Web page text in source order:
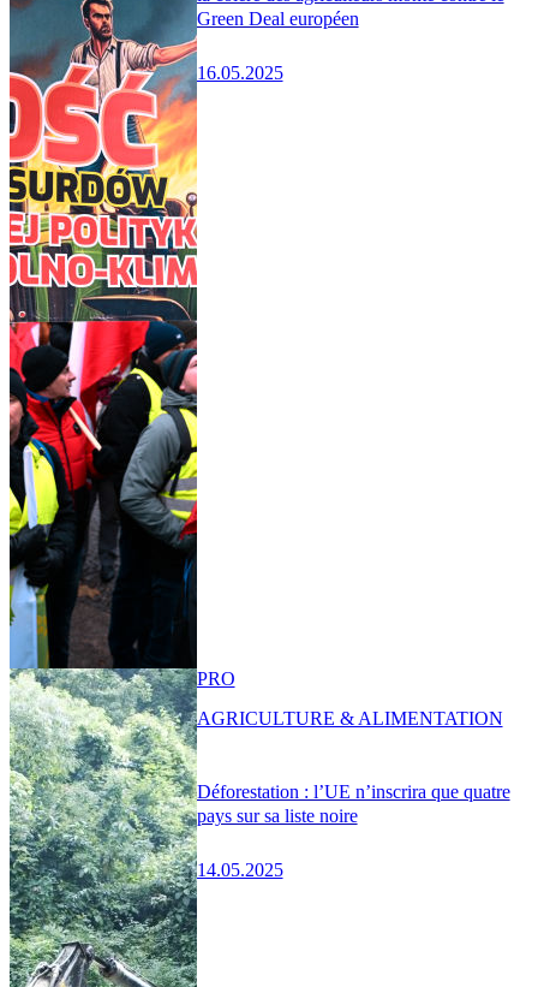
Green Deal européen
16.05.2025
Déforestation : l’UE n’inscrira que quatre
pays sur sa liste noire
14.05.2025
PRO
AGRICULTURE & ALIMENTATION